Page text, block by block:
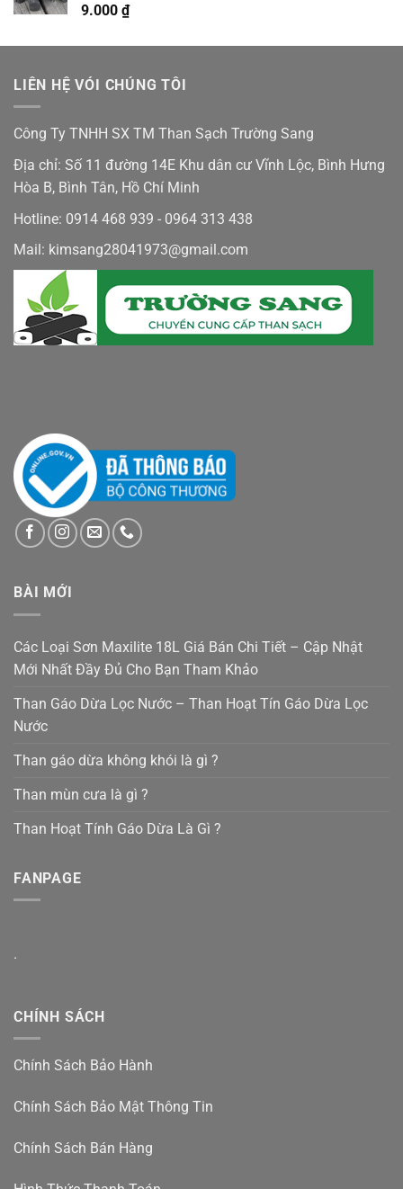
9.000 ₫
LIÊN HỆ VÓI CHÚNG TÔI
Công Ty TNHH SX TM Than Sạch Trường Sang
Địa chỉ: Số 11 đường 14E Khu dân cư Vĩnh Lộc, Bình Hưng
Hòa B, Bình Tân, Hồ Chí Minh
Hotline: 0914 468 939 - 0964 313 438
Mail: kimsang28041973@gmail.com
BÀI MỚI
Các Loại Sơn Maxilite 18L Giá Bán Chi Tiết – Cập Nhật
Mới Nhất Đầy Đủ Cho Bạn Tham Khảo
Than Gáo Dừa Lọc Nước – Than Hoạt Tín Gáo Dừa Lọc
Nước
Than gáo dừa không khói là gì ?
Than mùn cưa là gì ?
Than Hoạt Tính Gáo Dừa Là Gì ?
FANPAGE
.
CHÍNH SÁCH
Chính Sách Bảo Hành
Chính Sách Bảo Mật Thông Tin
Chính Sách Bán Hàng